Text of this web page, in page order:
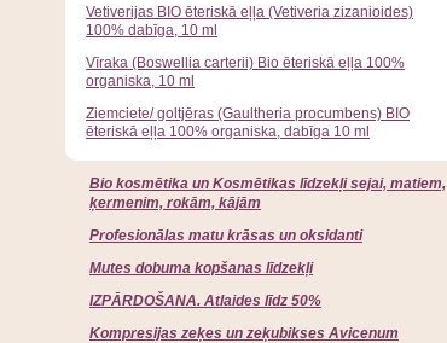
Vetiverijas BIO ēteriskā eļļa (Vetiveria zizanioides)
100% dabīga, 10 ml
Vīraka (Boswellia carterii) Bio ēteriskā eļļa 100%
organiska, 10 ml
Ziemciete/ goltjēras (Gaultheria procumbens) BIO
ēteriskā eļļa 100% organiska, dabīga 10 ml
Bio kosmētika un Kosmētikas līdzekļi sejai, matiem,
ķermenim, rokām, kājām
Profesionālas matu krāsas un oksidanti
Mutes dobuma kopšanas līdzekļi
IZPĀRDOŠANA. Atlaides līdz 50%
Kompresijas zeķes un zeķubikses Avicenum